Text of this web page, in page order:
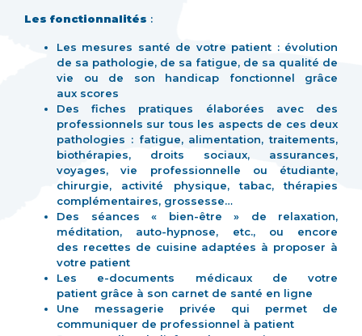
Les fonctionnalités :
Les mesures santé de votre patient : évolution
de sa pathologie, de sa fatigue, de sa qualité de
vie ou de son handicap fonctionnel grâce
aux scores
Des fiches pratiques élaborées avec des
professionnels sur tous les aspects de ces deux
pathologies : fatigue, alimentation, traitements,
biothérapies, droits sociaux, assurances,
voyages, vie professionnelle ou étudiante,
chirurgie, activité physique, tabac, thérapies
complémentaires, grossesse…
Des séances « bien-être » de relaxation,
méditation, auto-hypnose, etc., ou encore
des recettes de cuisine adaptées à proposer à
votre patient
Les e-documents médicaux de votre
patient grâce à son carnet de santé en ligne
Une messagerie privée qui permet de
communiquer de professionnel à patient